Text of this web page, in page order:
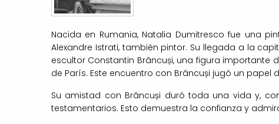
Nacida en Rumania, Natalia Dumitresco fue una
Alexandre Istrati, también pintor. Su llegada a la
escultor Constantin Brâncuși, una figura importante
de París. Este encuentro con Brâncuși jugó un
Su amistad con Brâncuși duró toda una vida y,
testamentarios. Esto demuestra la confianza y